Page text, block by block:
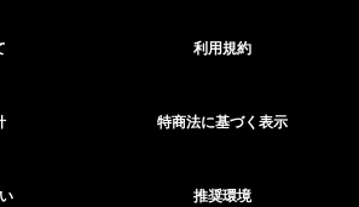
利用規約
特商法に基づく表示
推奨環境